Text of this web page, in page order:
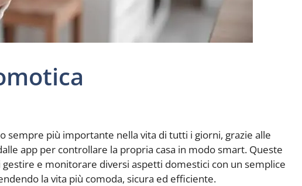
sempre più importante nella vita di tutti i giorni, grazie alle
app per controllare la propria casa in modo smart. Queste
e monitorare diversi aspetti domestici con un semplice
la vita più comoda, sicura ed efficiente.